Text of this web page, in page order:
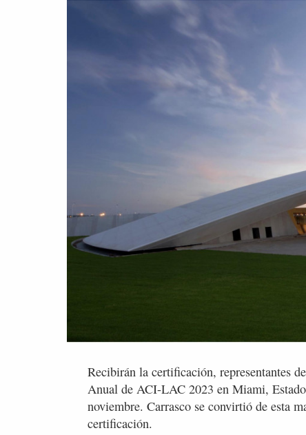
Recibirán la certificación, representantes
Anual de ACI-LAC 2023 en Miami,
noviembre. Carrasco se convirtió de esta
certificación.